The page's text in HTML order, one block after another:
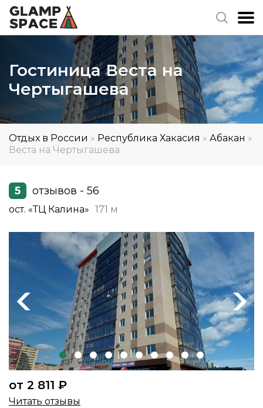
Гостиница Веста на
Чертыгашева
Отдых в России » Республика Хакасия » Абакан »
Веста на Чертыгашева
5 отзывов - 56
ост. «ТЦ Калина» 171 м
Previous Next
от 2 811 ₽
Читать отзывы